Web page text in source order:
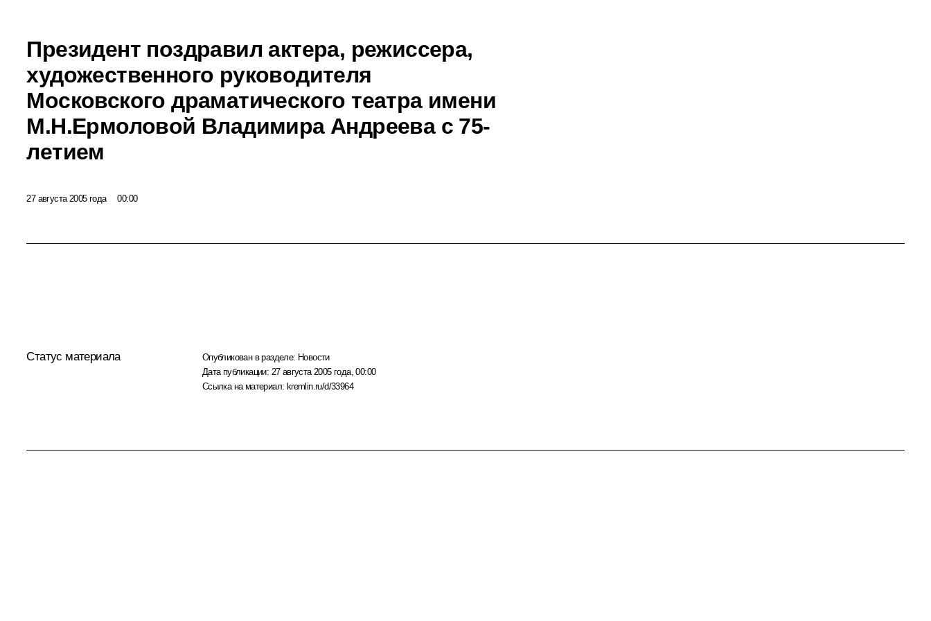
Президент поздравил актера, режиссера,
художественного руководителя
Московского драматического театра имени
М.Н.Ермоловой Владимира Андреева с 75-
летием
27 августа 2005 года 00:00
Статус материала Опубликован в разделе: Новости
Дата публикации: 27 августа 2005 года, 00:00
Ссылка на материал: kremlin.ru/d/33964